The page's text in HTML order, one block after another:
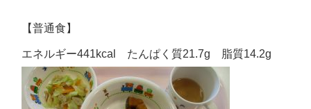
【普通食】
エネルギー441kcal たんぱく質21.7g 脂質14.2g